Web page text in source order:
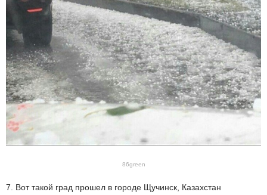
86green
7. Вот такой град прошел в городе Щучинск, Казахстан